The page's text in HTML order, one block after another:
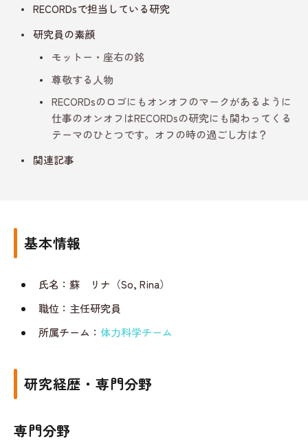
RECORDsで担当している研究
研究員の素顔
モットー・座右の銘
尊敬する人物
RECORDsのロゴにもオンオフのマークがあるように
仕事のオンオフはRECORDsの研究にも関わってくる
テーマのひとつです。オフの時の過ごし方は？
関連記事
基本情報
氏名：蘇 リナ（So, Rina）
職位：主任研究員
所属チーム： 体力科学チーム
研究経歴・専門分野
専門分野